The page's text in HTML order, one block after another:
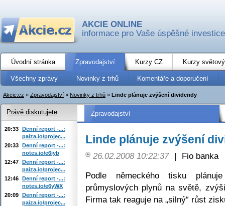
AKCIE ONLINE
informace pro Vaše úspěšné investice
Úvodní stránka Zpravodajství Kurzy CZ Kurzy
Všechny zprávy Novinky z trhů Komentáře a doporučení
Akcie.cz » Zpravodajství » Novinky z trhů » Linde plánuje zvýšení dividendy
Zpravodajství
Linde plánuje zvýšení
26.02.2008 10:22:37 |
Fio banka
Podle německého tisku
průmyslových plynů na světě,
Firma tak reaguje na „silný“ růst
Právě diskutujete
20:33 Denní report -...:
paiza.io/projec...
20:33 Denní report -...:
notes.io/e6iyb
12:47 Denní report -...:
paiza.io/projec...
12:46 Denní report -...:
notes.io/e6yWX
20:09 Denní report -...:
paiza.io/projec...